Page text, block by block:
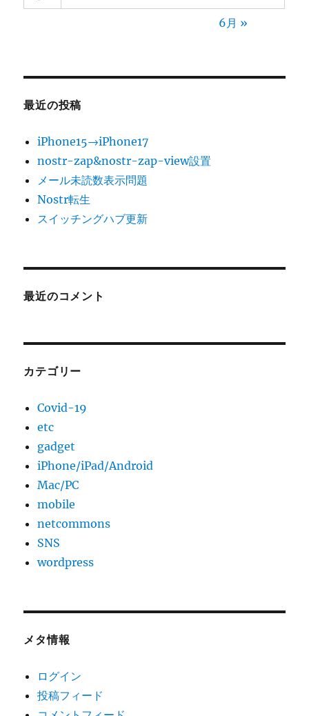
6月 »
最近の投稿
iPhone15→iPhone17
nostr-zap&nostr-zap-view設置
メール未読数表示問題
Nostr転生
スイッチングハブ更新
最近のコメント
カテゴリー
Covid-19
etc
gadget
iPhone/iPad/Android
Mac/PC
mobile
netcommons
SNS
wordpress
メタ情報
ログイン
投稿フィード